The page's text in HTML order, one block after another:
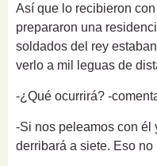
Así que lo recibieron
prepararon una
soldados del rey
verlo a mil leguas de
-¿Qué ocurrirá? -
-Si nos peleamos con él
derribará a siete. Eso no